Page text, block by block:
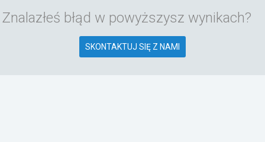
Znalazłeś błąd w powyższysz wynikach?
SKONTAKTUJ SIĘ Z NAMI